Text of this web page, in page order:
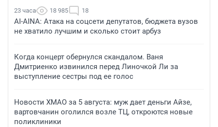
23 часа 18 985 18
AI-AINA: Атака на соцсети депутатов, бюджета вузов
не хватило лучшим и сколько стоит арбуз
Когда концерт обернулся скандалом. Ваня
Дмитриенко извинился перед Линочкой Ли за
выступление сестры под ее голос
Новости ХМАО за 5 августа: муж дает деньги Айзе,
вартовчанин оголился возле ТЦ, откроются новые
поликлиники